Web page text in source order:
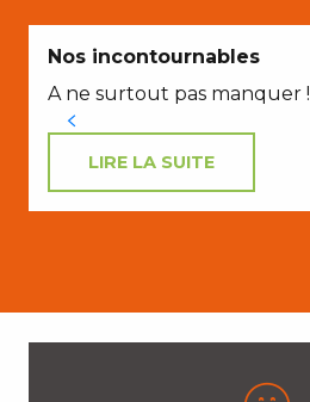
Nos incontournables
A ne surtout pas manquer !
LIRE LA SUITE